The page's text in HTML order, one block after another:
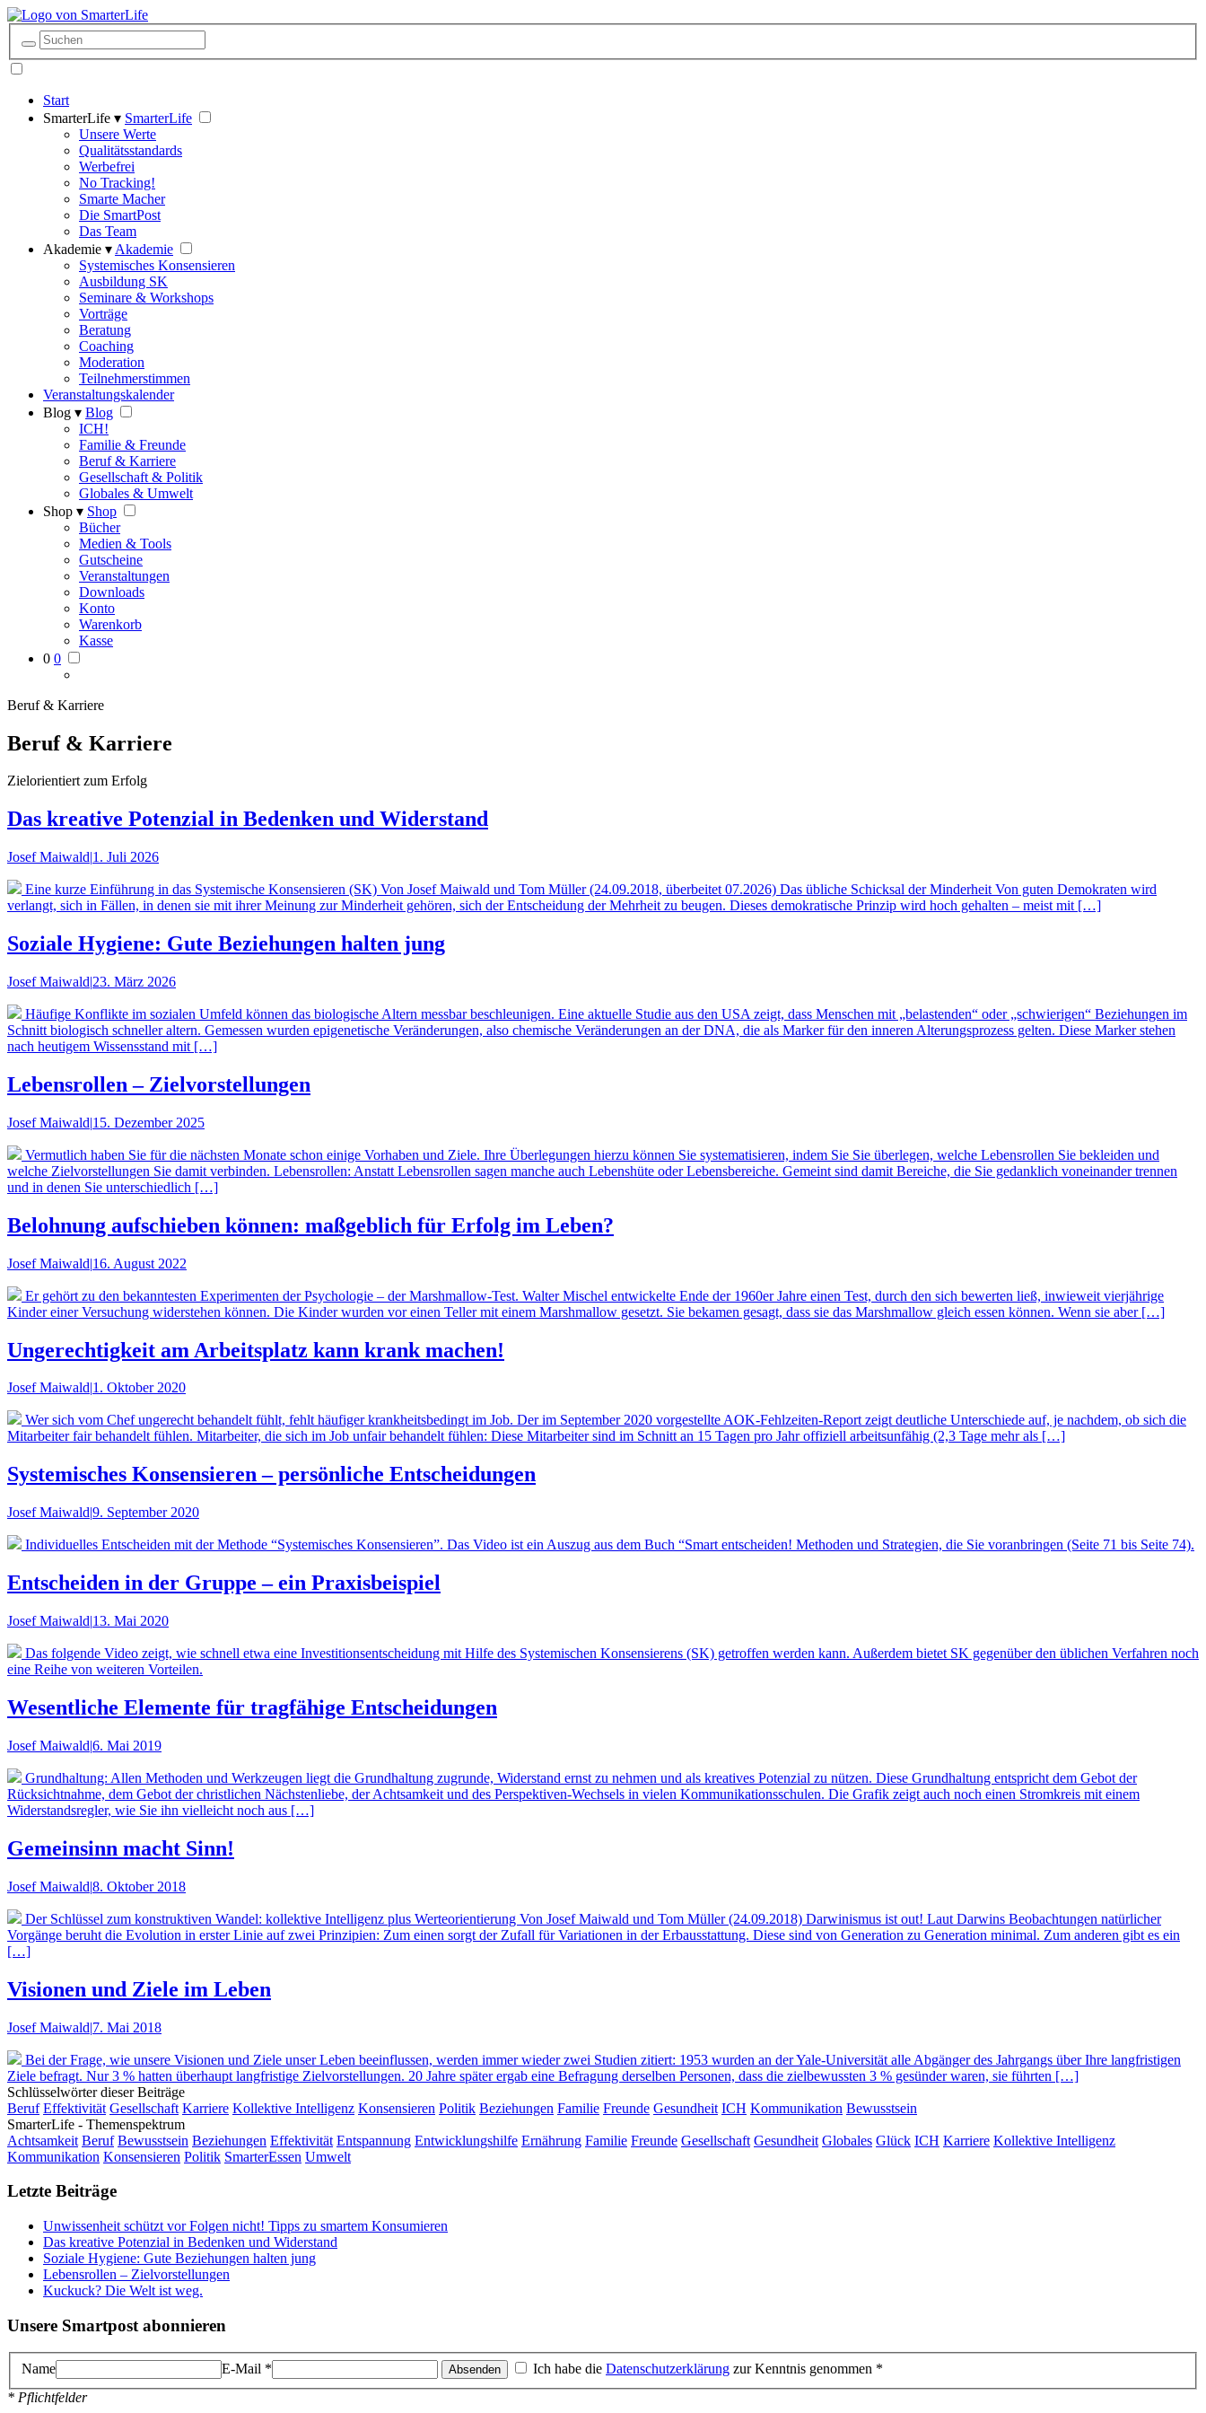
Start
SmarterLife ▾ SmarterLife
Unsere Werte
Qualitätsstandards
Werbefrei
No Tracking!
Smarte Macher
Die SmartPost
Das Team
Akademie ▾ Akademie
Systemisches Konsensieren
Ausbildung SK
Seminare & Workshops
Vorträge
Beratung
Coaching
Moderation
Teilnehmerstimmen
Veranstaltungskalender
Blog ▾ Blog
ICH!
Familie & Freunde
Beruf & Karriere
Gesellschaft & Politik
Globales & Umwelt
Shop ▾ Shop
Bücher
Medien & Tools
Gutscheine
Veranstaltungen
Downloads
Konto
Warenkorb
Kasse
0 0
Beruf & Karriere
Beruf & Karriere
Zielorientiert zum Erfolg
Das kreative Potenzial in Bedenken und Widerstand
Josef Maiwald|1. Juli 2026
Eine kurze Einführung in das Systemische Konsensieren (SK) Von Josef Maiwald und Tom Müller (24.09.2018, überbeitet 07.2026) Das übliche Schicksal der Minderheit Von guten Demokraten wird
verlangt, sich in Fällen, in denen sie mit ihrer Meinung zur Minderheit gehören, sich der Entscheidung der Mehrheit zu beugen. Dieses demokratische Prinzip wird hoch gehalten – meist mit […]
Soziale Hygiene: Gute Beziehungen halten jung
Josef Maiwald|23. März 2026
Häufige Konflikte im sozialen Umfeld können das biologische Altern messbar beschleunigen. Eine aktuelle Studie aus den USA zeigt, dass Menschen mit „belastenden“ oder „schwierigen“ Beziehungen im
Schnitt biologisch schneller altern. Gemessen wurden epigenetische Veränderungen, also chemische Veränderungen an der DNA, die als Marker für den inneren Alterungsprozess gelten. Diese Marker stehen
nach heutigem Wissensstand mit […]
Lebensrollen – Zielvorstellungen
Josef Maiwald|15. Dezember 2025
Vermutlich haben Sie für die nächsten Monate schon einige Vorhaben und Ziele. Ihre Überlegungen hierzu können Sie systematisieren, indem Sie Sie überlegen, welche Lebensrollen Sie bekleiden und
welche Zielvorstellungen Sie damit verbinden. Lebensrollen: Anstatt Lebensrollen sagen manche auch Lebenshüte oder Lebensbereiche. Gemeint sind damit Bereiche, die Sie gedanklich voneinander trennen
und in denen Sie unterschiedlich […]
Belohnung aufschieben können: maßgeblich für Erfolg im Leben?
Josef Maiwald|16. August 2022
Er gehört zu den bekanntesten Experimenten der Psychologie – der Marshmallow-Test. Walter Mischel entwickelte Ende der 1960er Jahre einen Test, durch den sich bewerten ließ, inwieweit vierjährige
Kinder einer Versuchung widerstehen können. Die Kinder wurden vor einen Teller mit einem Marshmallow gesetzt. Sie bekamen gesagt, dass sie das Marshmallow gleich essen können. Wenn sie aber […]
Ungerechtigkeit am Arbeitsplatz kann krank machen!
Josef Maiwald 1. Oktober 2020
Wer sich vom Chef ungerecht behandelt fühlt, fehlt häufiger krankheitsbedingt im Job. Der im September 2020 vorgestellte AOK-Fehlzeiten-Report zeigt deutliche Unterschiede auf, je nachdem, ob sich die
Mitarbeiter fair behandelt fühlen. Mitarbeiter, die sich im Job unfair behandelt fühlen: Diese Mitarbeiter sind im Schnitt an 15 Tagen pro Jahr offiziell arbeitsunfähig (2,3 Tage mehr als […]
Systemisches Konsensieren – persönliche Entscheidungen
Josef Maiwald|9. September 2020
Individuelles Entscheiden mit der Methode “Systemisches Konsensieren”. Das Video ist ein Auszug aus dem Buch “Smart entscheiden! Methoden und Strategien, die Sie voranbringen (Seite 71 bis Seite 74).
Entscheiden in der Gruppe – ein Praxisbeispiel
Josef Maiwald|13. Mai 2020
Das folgende Video zeigt, wie schnell etwa eine Investitionsentscheidung mit Hilfe des Systemischen Konsensierens (SK) getroffen werden kann. Außerdem bietet SK gegenüber den üblichen Verfahren noch
eine Reihe von weiteren Vorteilen.
Wesentliche Elemente für tragfähige Entscheidungen
Josef Maiwald|6. Mai 2019
Grundhaltung: Allen Methoden und Werkzeugen liegt die Grundhaltung zugrunde, Widerstand ernst zu nehmen und als kreatives Potenzial zu nützen. Diese Grundhaltung entspricht dem Gebot der
Rücksichtnahme, dem Gebot der christlichen Nächstenliebe, der Achtsamkeit und des Perspektiven-Wechsels in vielen Kommunikationsschulen. Die Grafik zeigt auch noch einen Stromkreis mit einem
Widerstandsregler, wie Sie ihn vielleicht noch aus […]
Gemeinsinn macht Sinn!
Josef Maiwald|8. Oktober 2018
Der Schlüssel zum konstruktiven Wandel: kollektive Intelligenz plus Werteorientierung Von Josef Maiwald und Tom Müller (24.09.2018) Darwinismus ist out! Laut Darwins Beobachtungen natürlicher
Vorgänge beruht die Evolution in erster Linie auf zwei Prinzipien: Zum einen sorgt der Zufall für Variationen in der Erbausstattung. Diese sind von Generation zu Generation minimal. Zum anderen gibt es ein
[…]
Visionen und Ziele im Leben
Josef Maiwald|7. Mai 2018
Bei der Frage, wie unsere Visionen und Ziele unser Leben beeinflussen, werden immer wieder zwei Studien zitiert: 1953 wurden an der Yale-Universität alle Abgänger des Jahrgangs über Ihre langfristigen
Ziele befragt. Nur 3 % hatten überhaupt langfristige Zielvorstellungen. 20 Jahre später ergab eine Befragung derselben Personen, dass die zielbewussten 3 % gesünder waren, sie führten […]
Schlüsselwörter dieser Beiträge
Beruf Effektivität Gesellschaft Karriere Kollektive Intelligenz Konsensieren Politik Beziehungen Familie Freunde Gesundheit ICH Kommunikation Bewusstsein
SmarterLife - Themenspektrum
Achtsamkeit Beruf Bewusstsein Beziehungen Effektivität Entspannung Entwicklungshilfe Ernährung Familie Freunde Gesellschaft Gesundheit Globales Glück ICH Karriere Kollektive Intelligenz
Kommunikation Konsensieren Politik SmarterEssen Umwelt
Letzte Beiträge
Unwissenheit schützt vor Folgen nicht! Tipps zu smartem Konsumieren
Das kreative Potenzial in Bedenken und Widerstand
Soziale Hygiene: Gute Beziehungen halten jung
Lebensrollen – Zielvorstellungen
Kuckuck? Die Welt ist weg.
Unsere Smartpost abonnieren
Name E-Mail * Absenden Ich habe die Datenschutzerklärung zur Kenntnis genommen *
* Pflichtfelder